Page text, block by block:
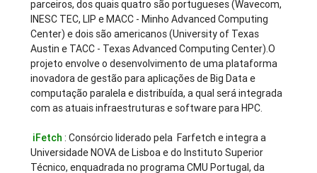
parceiros, dos quais quatro são portugueses (Wavecom,
INESC TEC, LIP e MACC - Minho Advanced Computing
Center) e dois são americanos (University of Texas
Austin e TACC - Texas Advanced Computing Center).O
projeto envolve o desenvolvimento de uma plataforma
inovadora de gestão para aplicações de Big Data e
computação paralela e distribuída, a qual será integrada
com as atuais infraestruturas e software para HPC.
iFetch: Consórcio liderado pela Farfetch e integra a
Universidade NOVA de Lisboa e do Instituto Superior
Técnico, enquadrada no programa CMU Portugal, da